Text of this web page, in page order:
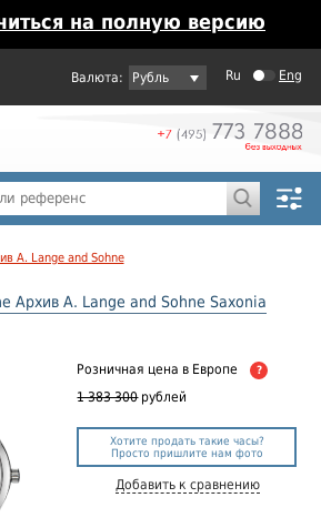
на полную версию
Рубль Ru Eng
A. Lange and Sohne
Архив A. Lange and Sohne Saxonia
Розничная цена в Европе ?
1 383 300 рублей
Хотите продать такие часы?
Просто пришлите нам фото
Добавить к сравнению